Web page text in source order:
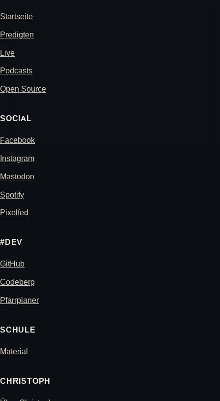
Startseite
Predigten
Live
Podcasts
Open Source
SOCIAL
Facebook
Instagram
Mastodon
Spotify
Pixelfed
#DEV
GitHub
Codeberg
Pfarrplaner
SCHULE
Material
CHRISTOPH